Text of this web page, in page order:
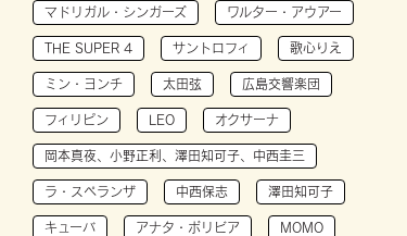
マドリガル・シンガーズ ワルター・アウアー
THE SUPER 4 サントロフィ 歌心りえ
ミン・ヨンチ 太田弦 広島交響楽団
フィリピン LEO オクサーナ
岡本真夜、小野正利、澤田知可子、中西圭三
ラ・スペランザ 中西保志 澤田知可子
キューバ アナタ・ボリビア MOMO